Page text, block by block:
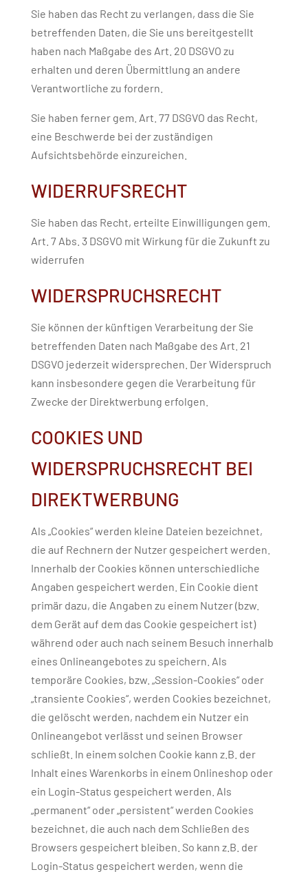
Sie haben das Recht zu verlangen, dass die Sie
betreffenden Daten, die Sie uns bereitgestellt
haben nach Maßgabe des Art. 20 DSGVO zu
erhalten und deren Übermittlung an andere
Verantwortliche zu fordern.
Sie haben ferner gem. Art. 77 DSGVO das Recht,
eine Beschwerde bei der zuständigen
Aufsichtsbehörde einzureichen.
WIDERRUFSRECHT
Sie haben das Recht, erteilte Einwilligungen gem.
Art. 7 Abs. 3 DSGVO mit Wirkung für die Zukunft zu
widerrufen
WIDERSPRUCHSRECHT
Sie können der künftigen Verarbeitung der Sie
betreffenden Daten nach Maßgabe des Art. 21
DSGVO jederzeit widersprechen. Der Widerspruch
kann insbesondere gegen die Verarbeitung für
Zwecke der Direktwerbung erfolgen.
COOKIES UND
WIDERSPRUCHSRECHT BEI
DIREKTWERBUNG
Als „Cookies“ werden kleine Dateien bezeichnet,
die auf Rechnern der Nutzer gespeichert werden.
Innerhalb der Cookies können unterschiedliche
Angaben gespeichert werden. Ein Cookie dient
primär dazu, die Angaben zu einem Nutzer (bzw.
dem Gerät auf dem das Cookie gespeichert ist)
während oder auch nach seinem Besuch innerhalb
eines Onlineangebotes zu speichern. Als
temporäre Cookies, bzw. „Session-Cookies“ oder
„transiente Cookies“, werden Cookies bezeichnet,
die gelöscht werden, nachdem ein Nutzer ein
Onlineangebot verlässt und seinen Browser
schließt. In einem solchen Cookie kann z.B. der
Inhalt eines Warenkorbs in einem Onlineshop oder
ein Login-Status gespeichert werden. Als
„permanent“ oder „persistent“ werden Cookies
bezeichnet, die auch nach dem Schließen des
Browsers gespeichert bleiben. So kann z.B. der
Login-Status gespeichert werden, wenn die